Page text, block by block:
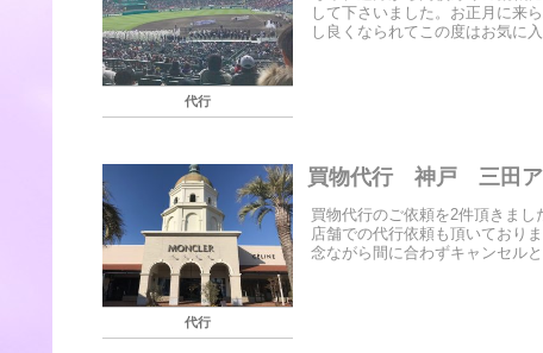
代行
して下さいました。お正月に来
し良くなられてこの度はお気に
代行
買物代行 神戸 三田ア
買物代行のご依頼を2件頂きま
店舗での代行依頼も頂いており
念ながら間に合わずキャンセル